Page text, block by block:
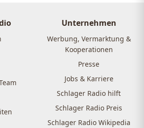
Unternehmen
Werbung, Vermarktung &
Kooperationen
Presse
Jobs & Karriere
Schlager Radio hilft
Schlager Radio Preis
Schlager Radio Wikipedia